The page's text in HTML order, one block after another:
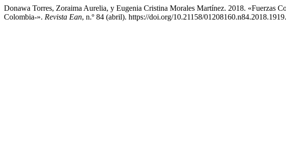
Donawa Torres, Zoraima Aurelia, y Eugenia Cristina Morales Martínez. 2018. «Fuerzas
Colombia-». Revista Ean, n.º 84 (abril). https://doi.org/10.21158/01208160.n84.2018.1919.